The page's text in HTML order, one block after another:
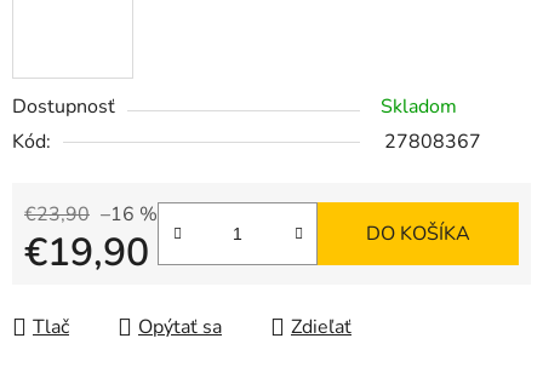
Dostupnosť
Skladom
Kód:
27808367
€23,90 –16 %
€19,90 DO KOŠÍKA
Tlač Opýtať sa Zdieľať